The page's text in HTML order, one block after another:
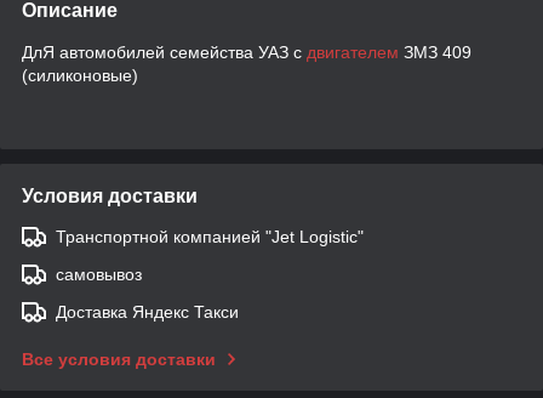
Описание
ДлЯ автомобилей семейства УАЗ с двигателем ЗМЗ 409
(силиконовые)
Условия доставки
Транспортной компанией "Jet Logistic"
самовывоз
Доставка Яндекс Такси
Все условия доставки